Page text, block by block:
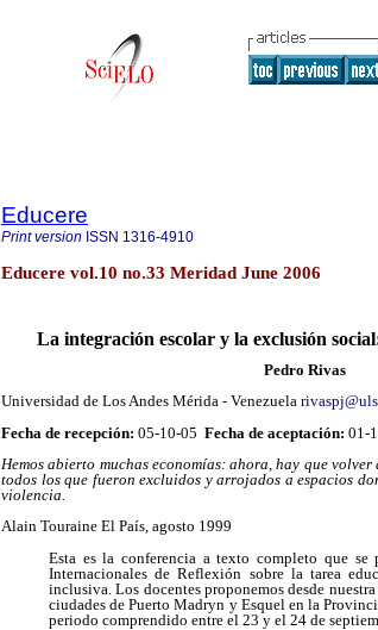
Educere
Print version ISSN 1316-4910
Educere vol.10 no.33 Meridad June 2006
La integración escolar y la exclusión
Pedro Rivas
Universidad de Los Andes Mérida - Venezuela
Fecha de recepción: 05-10-05 Fecha de aceptación: 01-
Hemos abierto muchas economías: ahora, hay que
todos los que fueron excluidos y arrojados a espacios
violencia.
Alain Touraine El País, agosto 1999
Esta es la conferencia a texto completo que se
Internacionales de Reflexión sobre la tarea
inclusiva. Los docentes proponemos desde
ciudades de Puerto Madryn y Esquel en la
periodo comprendido entre el 23 y el 24 de